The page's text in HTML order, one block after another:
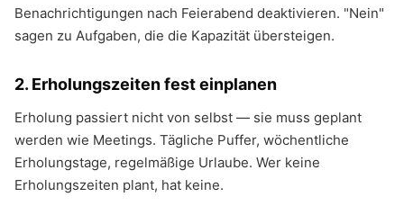
Benachrichtigungen nach Feierabend deaktivieren. "Nein"
sagen zu Aufgaben, die die Kapazität übersteigen.
2. Erholungszeiten fest einplanen
Erholung passiert nicht von selbst — sie muss geplant
werden wie Meetings. Tägliche Puffer, wöchentliche
Erholungstage, regelmäßige Urlaube. Wer keine
Erholungszeiten plant, hat keine.